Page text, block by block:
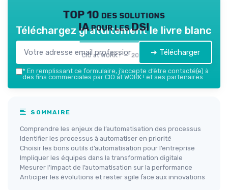
TOP 10 des solutions
IA pour les DSI
CIO at WORK ! — 2026
Téléchargez gratuitement le livre blanc
➔ Télécharger
* En remplissant ce formulaire, j’accepte d’être contacté(e) à
des fins commerciales par CIO at WORK ! et ses partenaires.
SOMMAIRE
Comprendre les enjeux de l’automatisation des processus
Identifier les processus à automatiser en priorité
Choisir les bons outils d’automatisation pour l’entreprise
Impliquer les équipes dans la transformation digitale
Mesurer l’impact de l’automatisation sur la performance
Anticiper les évolutions et rester agile face aux innovations